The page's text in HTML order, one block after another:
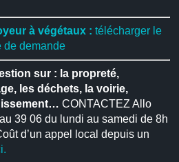
à végétaux : télécharger le
de demande
sur : la propreté,
les déchets, la voirie,
CONTACTEZ Allo
39 06 du lundi au samedi de 8h
d’un appel local depuis un